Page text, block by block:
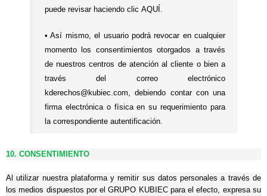
puede revisar haciendo clic AQUÍ
• Así mismo, el usuario podrá revocar en cualquier
momento los consentimientos otorgados a través
de nuestros centros de atención al cliente o bien a
través del correo electrónico
kderechos@kubiec.com, debiendo contar con una
firma electrónica o física en su requerimiento para
la correspondiente autentificación.
10. CONSENTIMIENTO
Al utilizar nuestra plataforma y remitir sus datos personales a través de
los medios dispuestos por el GRUPO KUBIEC para el efecto, expresa su